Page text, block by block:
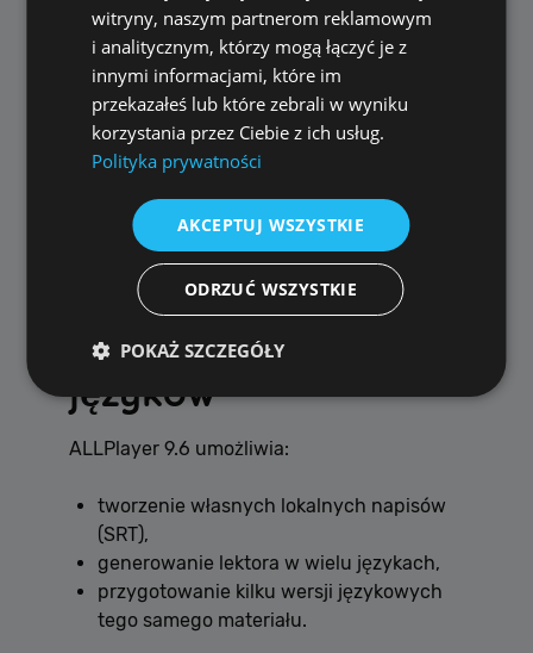
znasz tych języków.
To idealne rozwiązanie dla:
YouTuberów,
twórców kursów online,
firm tworzących materiały marketingowe,
marek budujących rozpoznawalność
głosu.
🌍 Jeden film, wiele
języków
ALLPlayer 9.6 umożliwia:
tworzenie własnych lokalnych napisów
(SRT),
generowanie lektora w wielu językach,
przygotowanie kilku wersji językowych
tego samego materiału.
witryny, naszym partnerom reklamowym
i analitycznym, którzy mogą łączyć je z
innymi informacjami, które im
przekazałeś lub które zebrali w wyniku
korzystania przez Ciebie z ich usług.
Polityka prywatności
AKCEPTUJ WSZYSTKIE
ODRZUĆ WSZYSTKIE
POKAŻ SZCZEGÓŁY
Wydajność Targetowanie
Wydajnościowe pliki cookie zbierają informację o
tym, w jaki sposób odwiedzający korzystają ze
strony, np. analityczne pliki cookie. Te pliki cookie
nie mogą być wykorzystywane do bezpośredniej
identyfikacji konkretnego użytkownika.